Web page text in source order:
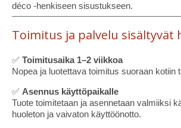
déco -henkiseen sisustukseen.
Toimitus ja palvelu sisältyvät
✅ Toimitusaika 1–2 viikkoa
Nopea ja luotettava toimitus suoraan kotiin
✅ Asennus käyttöpaikalle
Tuote toimitetaan ja asennetaan valmiiksi
huoleton ja vaivaton käyttöönotto.